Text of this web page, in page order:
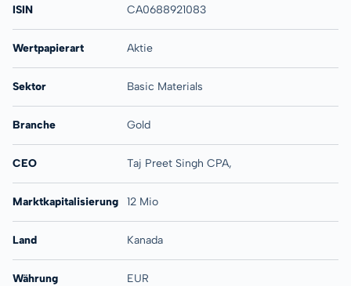
ISIN CA0688921083
Wertpapierart Aktie
Sektor Basic Materials
Branche Gold
CEO Taj Preet Singh CPA,
Marktkapitalisierung 12 Mio
Land Kanada
Währung EUR